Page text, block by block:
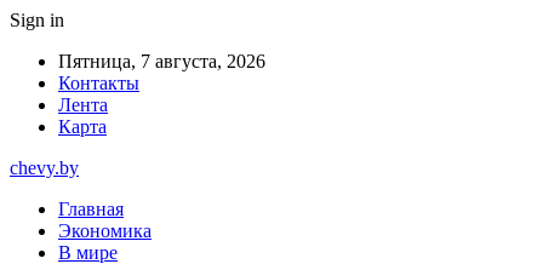
Sign in
Пятница, 7 августа, 2026
Контакты
Лента
Карта
chevy.by
Главная
Экономика
В мире